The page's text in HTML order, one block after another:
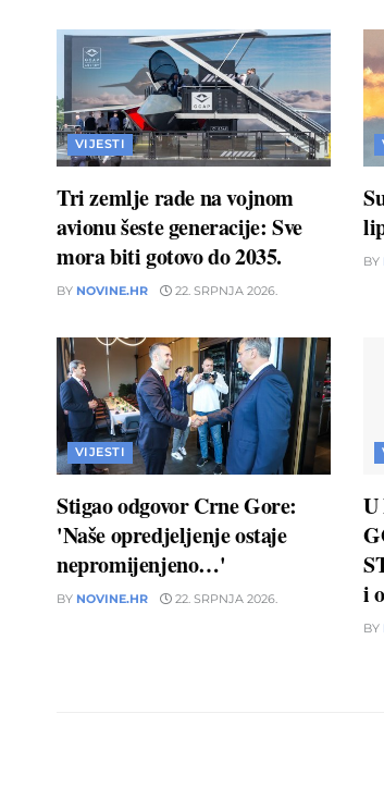
VIJESTI
Tri zemlje rade na vojnom
avionu šeste generacije: Sve
mora biti gotovo do 2035.
BY NOVINE.HR 22. SRPNJA 2026.
BY
VIJESTI
Stigao odgovor Crne Gore:
'Naše opredjeljenje ostaje
nepromijenjeno…'
BY NOVINE.HR 22. SRPNJA 2026.
i
BY